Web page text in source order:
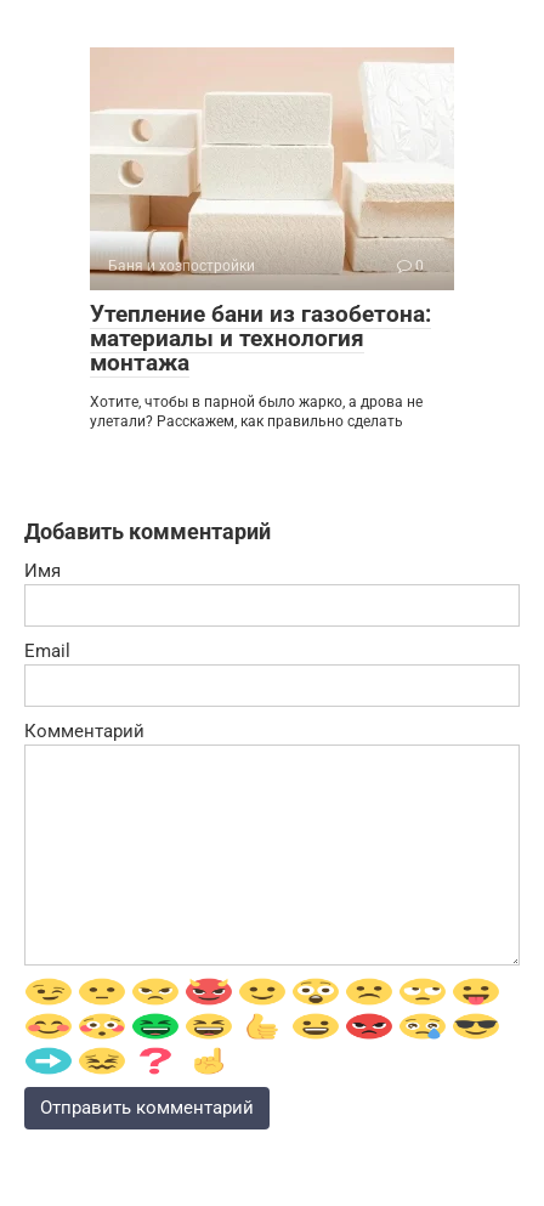
Баня и хозпостройки 0
Утепление бани из газобетона:
материалы и технология
монтажа
Хотите, чтобы в парной было жарко, а дрова не
улетали? Расскажем, как правильно сделать
Добавить комментарий
Имя
Email
Комментарий